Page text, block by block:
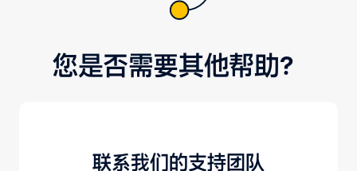
您是否需要其他帮助？
联系我们的支持团队